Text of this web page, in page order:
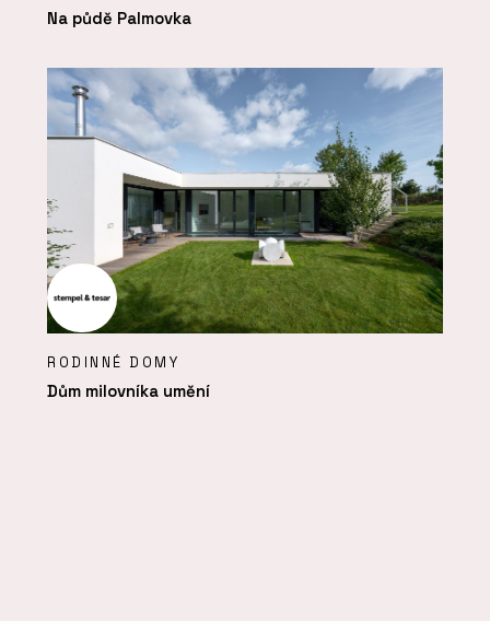
Na půdě Palmovka
RODINNÉ DOMY
Dům milovníka umění